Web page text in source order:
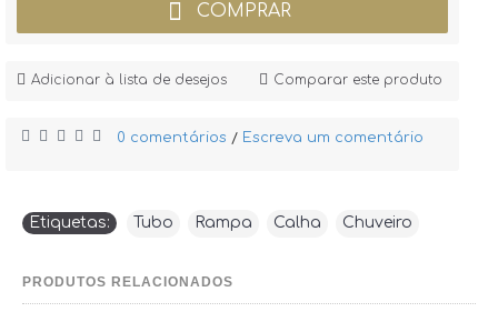
COMPRAR
Adicionar à lista de desejos Comparar este produto
0 comentários / Escreva um comentário
Etiquetas: Tubo Rampa Calha Chuveiro
PRODUTOS RELACIONADOS